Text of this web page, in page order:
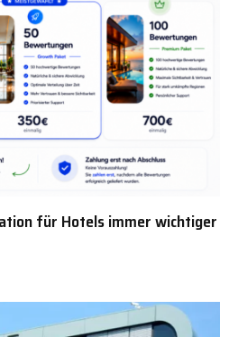
für Hotels immer wichtiger